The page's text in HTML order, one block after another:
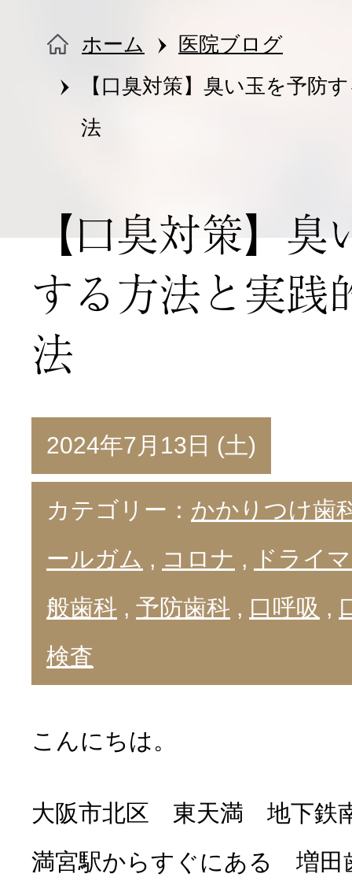
医院情報・アクセス
ホーム
医院ブログ
【口臭対策】臭い玉を予防
法
【口臭対策】臭
する方法と実践
法
2024年7月13日 (土)
カテゴリー： かかりつけ歯
ールガム , コロナ ,
ドライ
般歯科 , 予防歯科 , 口呼吸 ,
検査
こんにちは。
大阪市北区 東天満 地下鉄
満宮駅からすぐにある 増田